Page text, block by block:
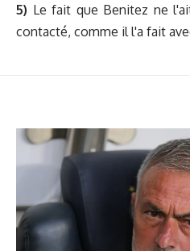
5) Le fait que Benitez ne
contacté, comme il l'a fait